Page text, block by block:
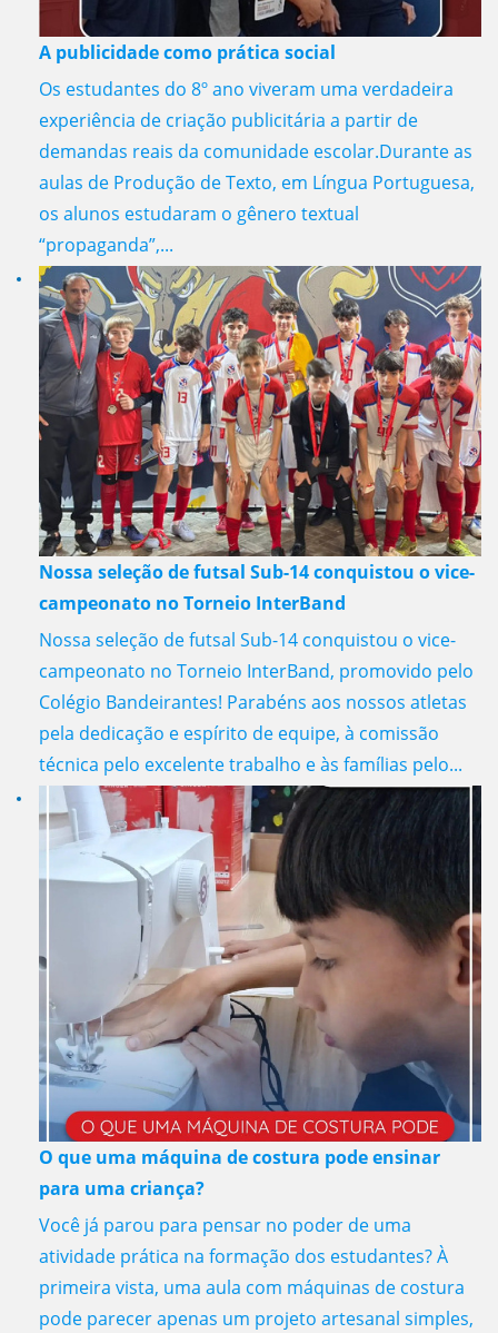
A publicidade como prática social
Os estudantes do 8º ano viveram uma verdadeira
experiência de criação publicitária a partir de
demandas reais da comunidade escolar.Durante as
aulas de Produção de Texto, em Língua Portuguesa,
os alunos estudaram o gênero textual
“propaganda”,...
Nossa seleção de futsal Sub-14 conquistou o vice-
campeonato no Torneio InterBand
Nossa seleção de futsal Sub-14 conquistou o vice-
campeonato no Torneio InterBand, promovido pelo
Colégio Bandeirantes! Parabéns aos nossos atletas
pela dedicação e espírito de equipe, à comissão
técnica pelo excelente trabalho e às famílias pelo...
O que uma máquina de costura pode ensinar
para uma criança?
Você já parou para pensar no poder de uma
atividade prática na formação dos estudantes? À
primeira vista, uma aula com máquinas de costura
pode parecer apenas um projeto artesanal simples,